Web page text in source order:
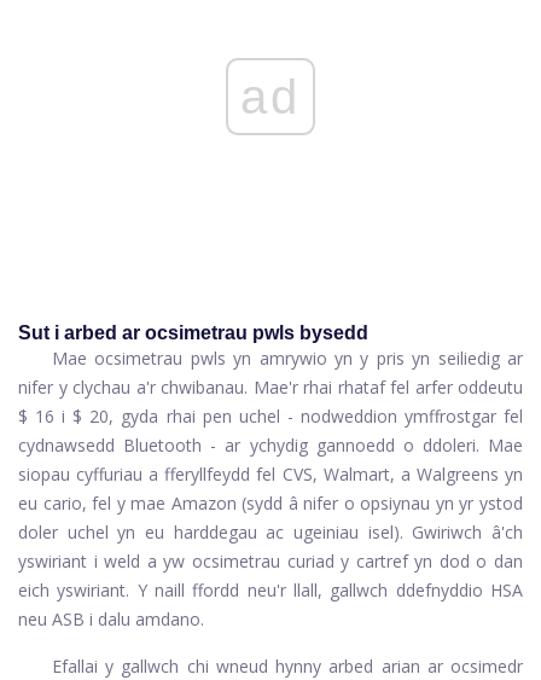
ad
Sut i arbed ar ocsimetrau pwls bysedd
Mae ocsimetrau pwls yn amrywio yn y pris yn seiliedig ar
nifer y clychau a'r chwibanau. Mae'r rhai rhataf fel arfer oddeutu
$ 16 i $ 20, gyda rhai pen uchel - nodweddion ymffrostgar fel
cydnawsedd Bluetooth - ar ychydig gannoedd o ddoleri. Mae
siopau cyffuriau a fferyllfeydd fel CVS, Walmart, a Walgreens yn
eu cario, fel y mae Amazon (sydd â nifer o opsiynau yn yr ystod
doler uchel yn eu harddegau ac ugeiniau isel). Gwiriwch â'ch
yswiriant i weld a yw ocsimetrau curiad y cartref yn dod o dan
eich yswiriant. Y naill ffordd neu'r llall, gallwch ddefnyddio HSA
neu ASB i dalu amdano.
Efallai y gallwch chi wneud hynny arbed arian ar ocsimedr